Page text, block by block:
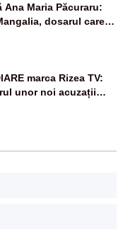
Maria Păcuraru:
dosarul care
marca Rizea TV:
unor noi acuzații